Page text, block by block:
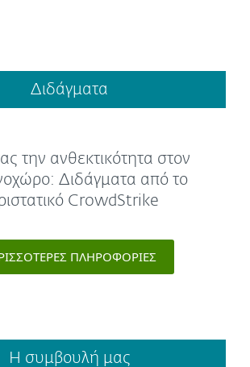
Διδάγματα
την ανθεκτικότητα στον
Διδάγματα από το
CrowdStrike
ΠΛΗΡΟΦΟΡΊΕΣ
Η συμβουλή μας